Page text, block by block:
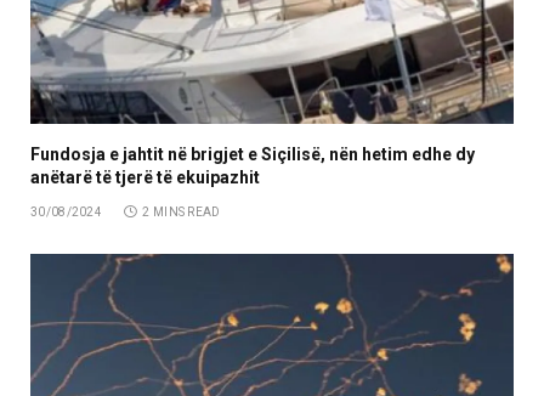
Fundosja e jahtit në brigjet e Siçilisë, nën hetim edhe dy
anëtarë të tjerë të ekuipazhit
30/08/2024 2 MINS READ